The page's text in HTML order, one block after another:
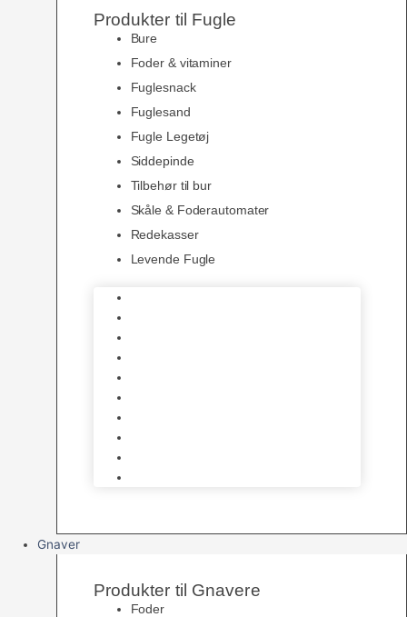
Produkter til Fugle
Bure
Foder & vitaminer
Fuglesnack
Fuglesand
Fugle Legetøj
Siddepinde
Tilbehør til bur
Skåle & Foderautomater
Redekasser
Levende Fugle
Gnaver
Produkter til Gnavere
Foder